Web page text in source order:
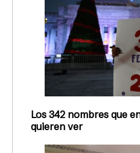
Los 342 nombres que
quieren ver